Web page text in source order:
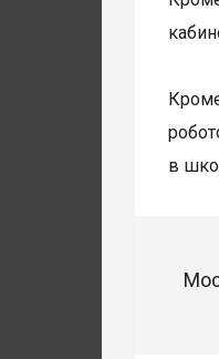
в